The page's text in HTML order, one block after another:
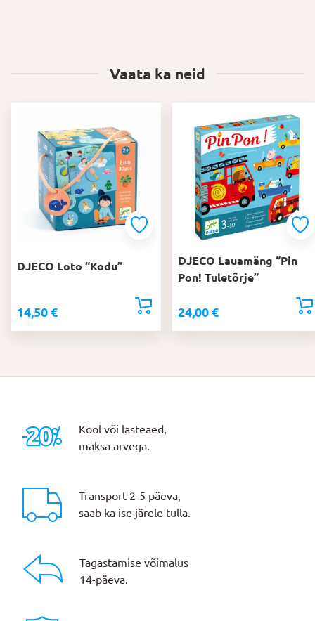
Vaata ka neid
DJECO Loto “Kodu”
14,50 €
DJECO Lauamäng “Pin
Pon! Tuletõrje”
24,00 €
Kool või lasteaed,
maksa arvega.
Transport 2-5 päeva,
saab ka ise järele tulla.
Tagastamise võimalus
14-päeva.